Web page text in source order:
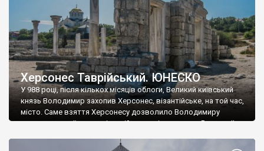
Херсонес Таврійський. ЮНЕСКО
У 988 році, після кількох місяців облоги, Великий київський
князь Володимир захопив Херсонес, візантійське, на той час,
місто. Саме взяття Херсонесу дозволило Володимиру
диктувати свої умови візантійському імператору Василю ІІ, та
Херсонесі Володимир-язичник, став Василем-християнином.